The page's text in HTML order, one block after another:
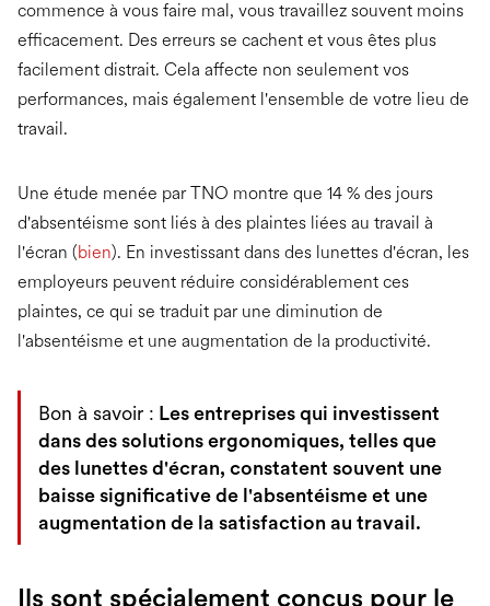
commence à vous faire mal, vous travaillez souvent moins
efficacement. Des erreurs se cachent et vous êtes plus
facilement distrait. Cela affecte non seulement vos
performances, mais également l'ensemble de votre lieu de
travail.
Une étude menée par TNO montre que 14 % des jours
d'absentéisme sont liés à des plaintes liées au travail à
l'écran (bien). En investissant dans des lunettes d'écran, les
employeurs peuvent réduire considérablement ces
plaintes, ce qui se traduit par une diminution de
l'absentéisme et une augmentation de la productivité.
Bon à savoir : Les entreprises qui investissent
dans des solutions ergonomiques, telles que
des lunettes d'écran, constatent souvent une
baisse significative de l'absentéisme et une
augmentation de la satisfaction au travail.
Ils sont spécialement conçus pour le